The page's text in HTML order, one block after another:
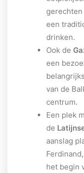
een
drinken.
Ook de
een
van de
centrum.
Een plek
de
aanslag
het begin